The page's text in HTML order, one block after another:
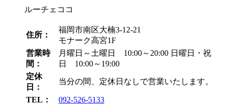
ルーチェココ
住所：
福岡市南区大楠3-12-21
モナーク高宮1F
営業時
間：
月曜日～土曜日 10:00～20:00 日曜日・祝
日 10:00～19:00
定休
日：
当分の間、定休日なしで営業いたします。
TEL：
092-526-5133